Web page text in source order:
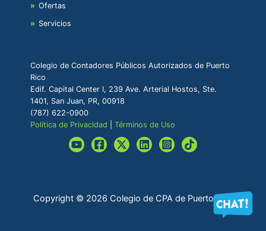
Ofertas
Servicios
Colegio de Contadores Públicos Autorizados de Puerto
Rico
Edif. Capital Center I, 239 Ave. Arterial Hostos, Ste.
1401, San Juan, PR, 00918
(787) 622-0900
Política de Privacidad |Términos de Uso
Copyright © 2026 Colegio de CPA de Puerto Rico